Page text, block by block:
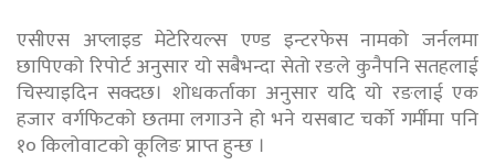
एसीएस अप्लाइड मेटेरियल्स एण्ड इन्टरफेस नामको जर्नलमा
छापिएको रिपोर्ट अनुसार यो सबैभन्दा सेतो रङले कुनैपनि सतहलाई
चिस्याइदिन सक्दछ। शोधकर्ताका अनुसार यदि यो रङलाई एक
हजार वर्गफिटको छतमा लगाउने हो भने यसबाट चर्को गर्मीमा पनि
१० किलोवाटको कूलिङ प्राप्त हुन्छ ।